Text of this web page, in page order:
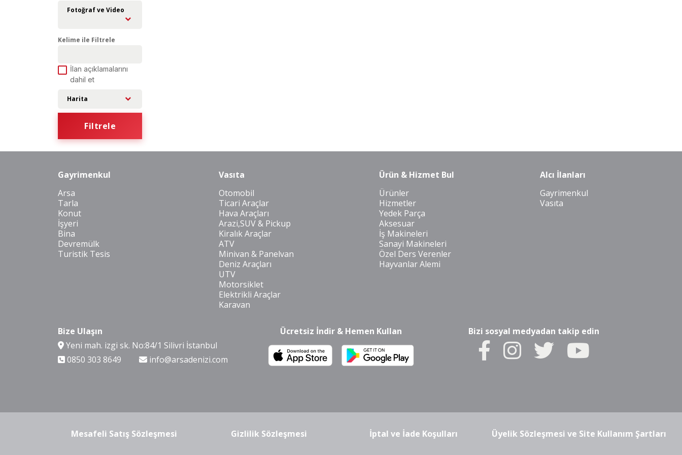
Fotoğraf ve Video
Kelime ile Filtrele
İlan açıklamalarını
dahil et
Harita
Filtrele
Gayrimenkul
Arsa
Tarla
Konut
İşyeri
Bina
Devremülk
Turistik Tesis
Vasıta
Otomobil
Ticari Araçlar
Hava Araçları
Arazi,SUV & Pickup
Kiralık Araçlar
ATV
Minivan & Panelvan
Deniz Araçları
UTV
Motorsiklet
Elektrikli Araçlar
Karavan
Ürün & Hizmet Bul
Ürünler
Hizmetler
Yedek Parça
Aksesuar
İş Makineleri
Sanayi Makineleri
Özel Ders Verenler
Hayvanlar Alemi
Alcı İlanları
Gayrimenkul
Vasıta
Bize Ulaşın
Yeni mah. izgi sk. No:84/1 Silivri İstanbul
0850 303 8649
info@arsadenizi.com
Ücretsiz İndir & Hemen Kullan Bizi sosyal medyadan takip edin
Mesafeli Satış Sözleşmesi Gizlilik Sözleşmesi İptal ve İade Koşulları Üyelik Sözleşmesi ve Site Kullanım Şartları